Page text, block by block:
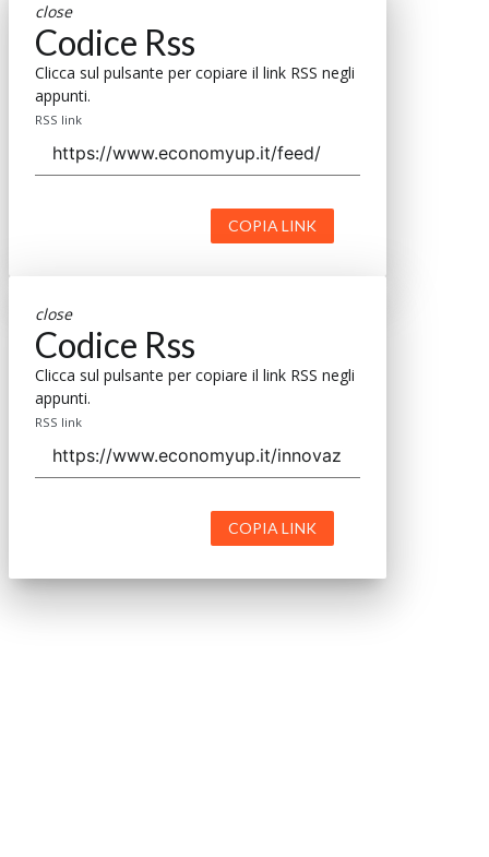
close
Codice Rss
Clicca sul pulsante per copiare il link RSS negli
appunti.
RSS link
COPIA LINK
close
Codice Rss
Clicca sul pulsante per copiare il link RSS negli
appunti.
RSS link
COPIA LINK